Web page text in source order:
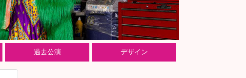
過去公演 デザイン